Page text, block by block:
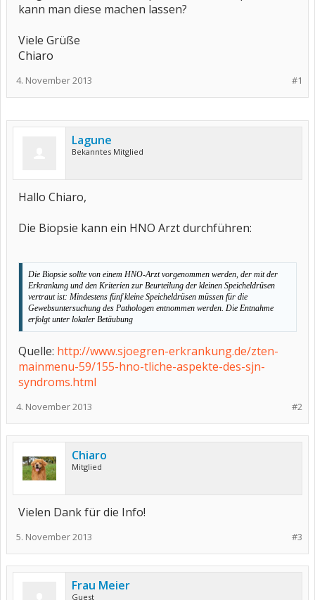
kann man diese machen lassen?
Viele Grüße
Chiaro
#1
4. November 2013
Lagune
Bekanntes Mitglied
Hallo Chiaro,
Die Biopsie kann ein HNO Arzt durchführen:
Die Biopsie sollte von einem HNO-Arzt vorgenommen werden, der mit der
Erkrankung und den Kriterien zur Beurteilung der kleinen Speicheldrüsen
vertraut ist: Mindestens fünf kleine Speicheldrüsen müssen für die
Gewebsuntersuchung des Pathologen entnommen werden. Die Entnahme
erfolgt unter lokaler Betäubung
Quelle: http://www.sjoegren-erkrankung.de/zten-
mainmenu-59/155-hno-tliche-aspekte-des-sjn-
syndroms.html
#2
4. November 2013
Chiaro
Mitglied
Vielen Dank für die Info!
#3
5. November 2013
Frau Meier
Guest